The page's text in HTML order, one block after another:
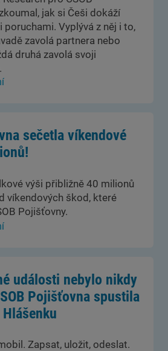
jak si Češi dokáží
Vyplývá z něj i to,
zavolá partnera nebo
druhá zavolá svoji
sečetla víkendové
výši přibližně 40 milionů
víkendových škod, které
Pojišťovny.
události nebylo nikdy
Pojišťovna spustila
Zapsat, uložit, odeslat.